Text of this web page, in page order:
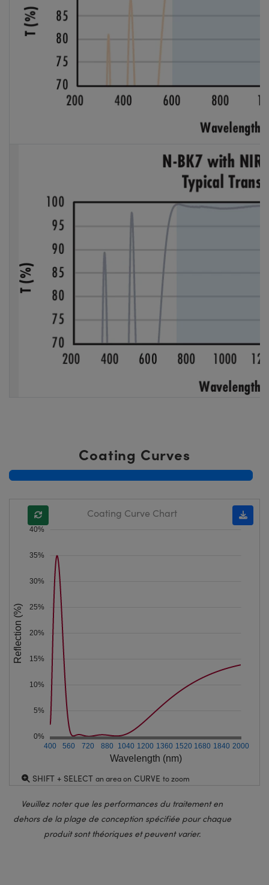
Coating Curves
Wavelength (nm)
400 560 720 880 1040 1200 1360 1520 1680 1840 2000
0%
5%
10%
15%
20%
25%
30%
35%
40%
Reflection (%)
Coating Curve Chart
SHIFT + SELECT an area on CURVE to zoom
Veuillez noter que les performances du traitement en
dehors de la plage de conception spécifiée pour chaque
produit sont théoriques et peuvent varier.